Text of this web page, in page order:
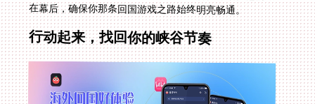
在幕后，确保你那条回国游戏之路始终明亮畅通。
行动起来，找回你的峡谷节奏